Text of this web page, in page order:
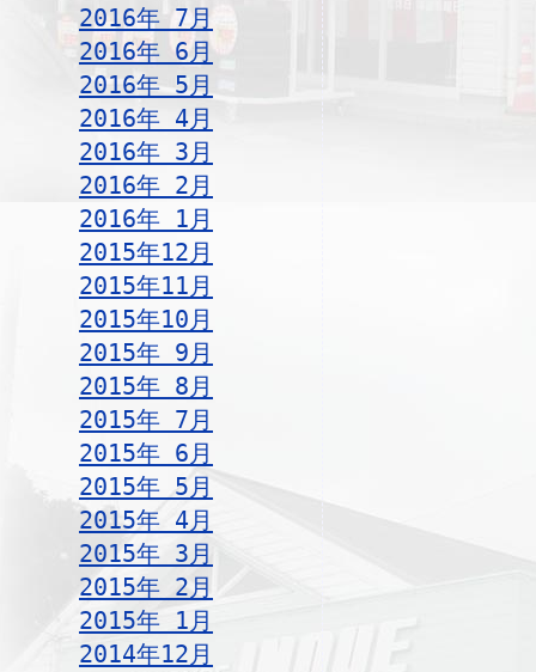
2016年 7月
2016年 6月
2016年 5月
2016年 4月
2016年 3月
2016年 2月
2016年 1月
2015年12月
2015年11月
2015年10月
2015年 9月
2015年 8月
2015年 7月
2015年 6月
2015年 5月
2015年 4月
2015年 3月
2015年 2月
2015年 1月
2014年12月